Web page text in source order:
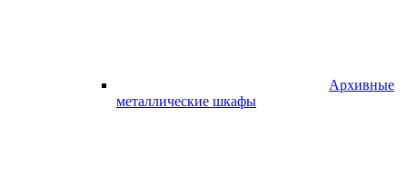
Архивные
металлические шкафы